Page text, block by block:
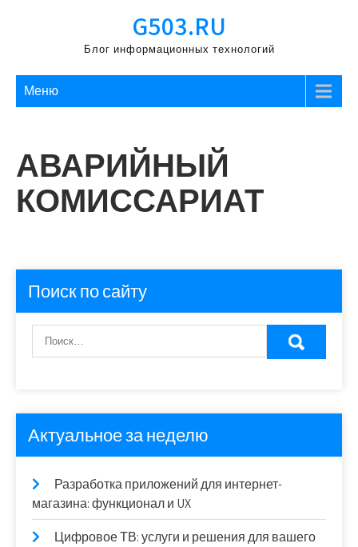
G503.RU
Блог информационных технологий
Меню
АВАРИЙНЫЙ
КОМИССАРИАТ
Поиск по сайту
Актуальное за неделю
Разработка приложений для интернет-
магазина: функционал и UX
Цифровое ТВ: услуги и решения для вашего